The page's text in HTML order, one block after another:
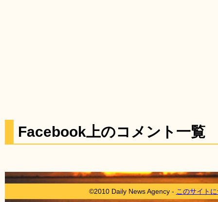
Facebook上のコメント一覧
©2010 Daily News Agency - このサイト